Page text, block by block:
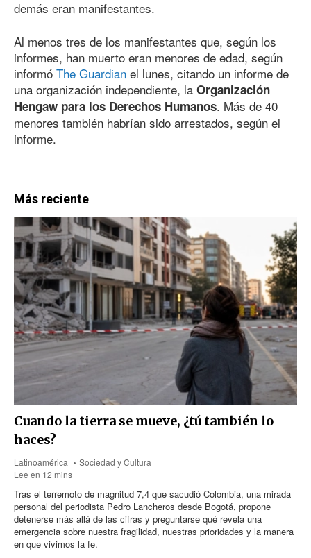
demás eran manifestantes.
Al menos tres de los manifestantes que, según los
informes, han muerto eran menores de edad, según
informó The Guardian el lunes, citando un informe de
una organización independiente, la Organización
Hengaw para los Derechos Humanos. Más de 40
menores también habrían sido arrestados, según el
informe.
Más reciente
Cuando la tierra se mueve, ¿tú también lo
haces?
Latinoamérica
Sociedad y Cultura
Lee en 12 mins
Tras el terremoto de magnitud 7,4 que sacudió Colombia, una mirada
personal del periodista Pedro Lancheros desde Bogotá, propone
detenerse más allá de las cifras y preguntarse qué revela una
emergencia sobre nuestra fragilidad, nuestras prioridades y la manera
en que vivimos la fe.